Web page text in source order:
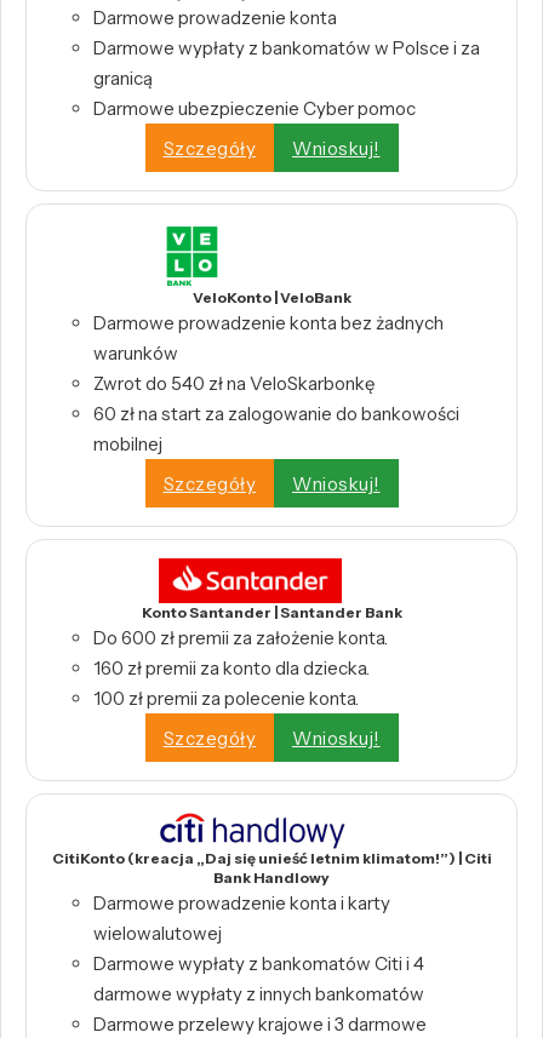
Darmowe prowadzenie konta
Darmowe wypłaty z bankomatów w Polsce i za
granicą
Darmowe ubezpieczenie Cyber pomoc
Szczegóły
Wnioskuj!
VeloKonto | VeloBank
Darmowe prowadzenie konta bez żadnych
warunków
Zwrot do 540 zł na VeloSkarbonkę
60 zł na start za zalogowanie do bankowości
mobilnej
Szczegóły
Wnioskuj!
Konto Santander | Santander Bank
Do 600 zł premii za założenie konta.
160 zł premii za konto dla dziecka.
100 zł premii za polecenie konta.
Szczegóły
Wnioskuj!
CitiKonto (kreacja „Daj się unieść letnim klimatom!”) | Citi
Bank Handlowy
Darmowe prowadzenie konta i karty
wielowalutowej
Darmowe wypłaty z bankomatów Citi i 4
darmowe wypłaty z innych bankomatów
Darmowe przelewy krajowe i 3 darmowe